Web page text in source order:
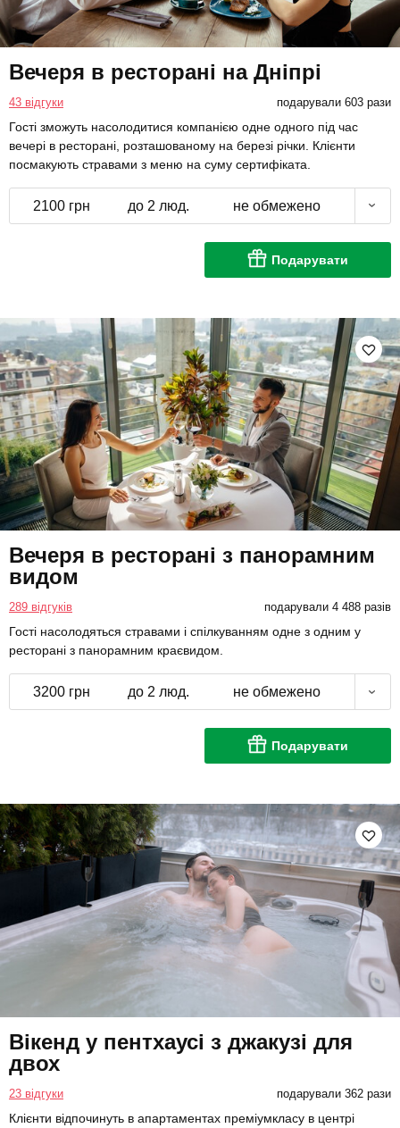
Вечеря в ресторані на Дніпрі
43 відгуки подарували 603 рази
Гості зможуть насолодитися компанією одне одного під час
вечері в ресторані, розташованому на березі річки. Клієнти
посмакують стравами з меню на суму сертифіката.
2100 грн до 2 люд. не обмежено
Подарувати
Вечеря в ресторані з панорамним
видом
289 відгуків подарували 4 488 разів
Гості насолодяться стравами і спілкуванням одне з одним у
ресторані з панорамним краєвидом.
3200 грн до 2 люд. не обмежено
Подарувати
Вікенд у пентхаусі з джакузі для
двох
23 відгуки подарували 362 рази
Клієнти відпочинуть в апартаментах преміумкласу в центрі